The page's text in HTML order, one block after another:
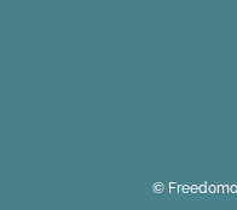
©